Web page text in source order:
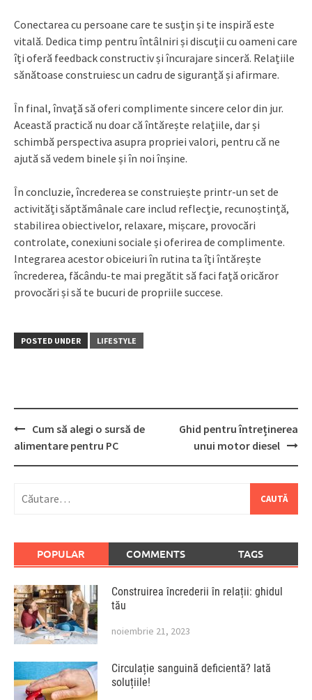
Conectarea cu persoane care te susțin și te inspiră este
vitală. Dedica timp pentru întâlniri și discuții cu oameni care
îți oferă feedback constructiv și încurajare sinceră. Relațiile
sănătoase construiesc un cadru de siguranță și afirmare.
În final, învață să oferi complimente sincere celor din jur.
Această practică nu doar că întărește relațiile, dar și
schimbă perspectiva asupra propriei valori, pentru că ne
ajută să vedem binele și în noi înșine.
În concluzie, încrederea se construiește printr-un set de
activități săptămânale care includ reflecție, recunoștință,
stabilirea obiectivelor, relaxare, mișcare, provocări
controlate, conexiuni sociale și oferirea de complimente.
Integrarea acestor obiceiuri în rutina ta îți întărește
încrederea, făcându-te mai pregătit să faci față oricăror
provocări și să te bucuri de propriile succese.
POSTED UNDER LIFESTYLE
Post
navigation
Cum să alegi o sursă de
alimentare pentru PC
Ghid pentru întreținerea
unui motor diesel
după:
POPULAR COMMENTS TAGS
Construirea încrederii în relații: ghidul
tău
noiembrie 21, 2023
Circulație sanguină deficientă? Iată
soluțiile!